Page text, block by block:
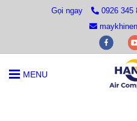
Gọi ngay 0926 345
MENU